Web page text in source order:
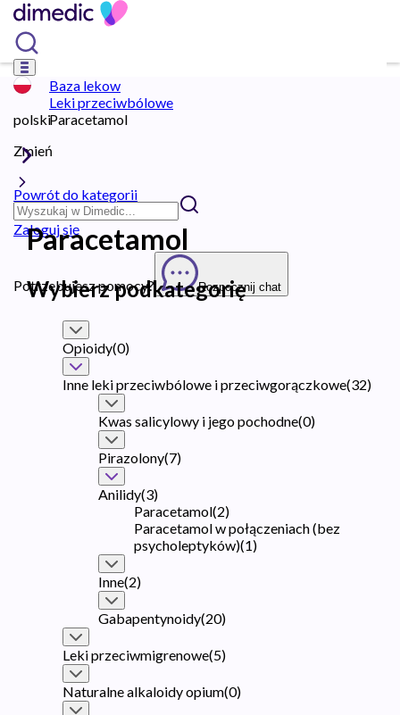
polski
Zmień
Zaloguj się
Potrzebujesz pomocy? Rozpocznij chat
Baza lekow
Leki przeciwbólowe
Paracetamol
Powrót do kategorii
Paracetamol
Wybierz podkategorię
Opioidy(0)
Inne leki przeciwbólowe i przeciwgorączkowe(32)
Kwas salicylowy i jego pochodne(0)
Pirazolony(7)
Anilidy(3)
Paracetamol(2)
Paracetamol w połączeniach (bez
psycholeptyków)(1)
Inne(2)
Gabapentynoidy(20)
Leki przeciwmigrenowe(5)
Naturalne alkaloidy opium(0)